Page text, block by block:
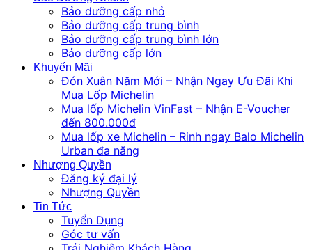
Bảo dưỡng cấp nhỏ
Bảo dưỡng cấp trung bình
Bảo dưỡng cấp trung bình lớn
Bảo dưỡng cấp lớn
Khuyến Mãi
Đón Xuân Năm Mới – Nhận Ngay Ưu Đãi Khi
Mua Lốp Michelin
Mua lốp Michelin VinFast – Nhận E-Voucher
đến 800.000đ
Mua lốp xe Michelin – Rinh ngay Balo Michelin
Urban đa năng
Nhượng Quyền
Đăng ký đại lý
Nhượng Quyền
Tin Tức
Tuyển Dụng
Góc tư vấn